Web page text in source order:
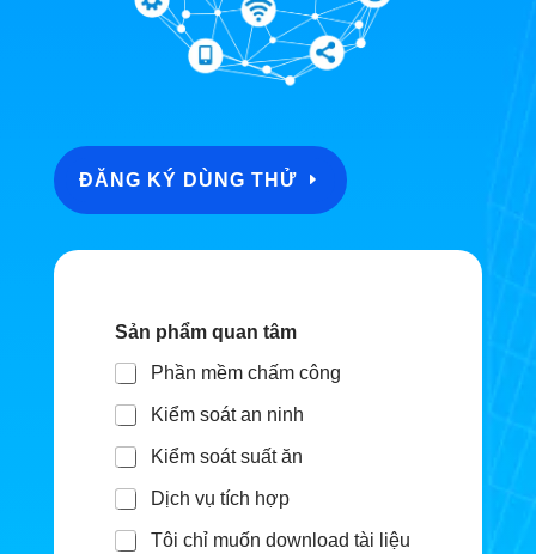
ĐĂNG KÝ DÙNG THỬ
Sản phẩm quan tâm
Phần mềm chấm công
Kiểm soát an ninh
Kiểm soát suất ăn
Dịch vụ tích hợp
Tôi chỉ muốn download tài liệu